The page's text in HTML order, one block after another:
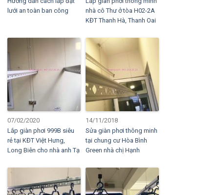
lưới an toàn ban công
nhà cô Thư ở tòa H02-2A
KĐT Thanh Hà, Thanh Oai
07/02/2020
Lắp giàn phơi 999B siêu
rẻ tại KĐT Việt Hưng,
Long Biên cho nhà anh Tạ
14/11/2018
Sửa giàn phơi thông minh
tại chung cư Hòa Bình
Green nhà chị Hạnh